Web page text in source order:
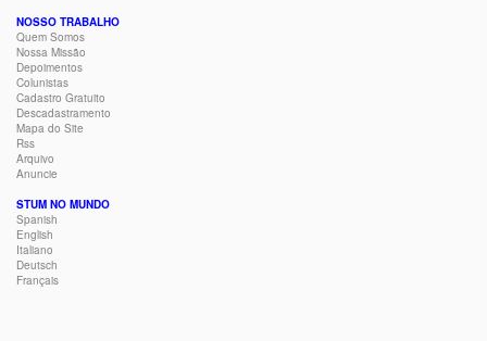
NOSSO TRABALHO
Quem Somos
Nossa Missão
Depoimentos
Colunistas
Cadastro Gratuito
Descadastramento
Mapa do Site
Rss
Arquivo
Anuncie
STUM NO MUNDO
Spanish
English
Italiano
Deutsch
Français